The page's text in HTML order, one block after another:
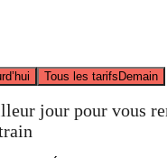
Tous les tarifsDemain
jour pour vous